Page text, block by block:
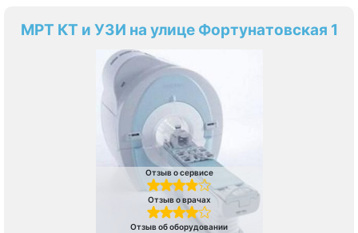
МРТ КТ и УЗИ на улице Фортунатовская 1
Отзыв о сервисе
Отзыв о врачах
Отзыв об оборудовании